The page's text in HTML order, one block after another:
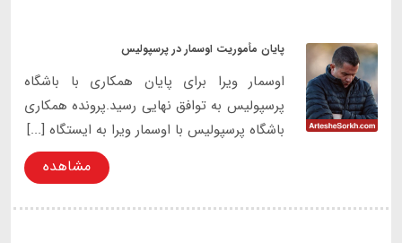
پایان مأموریت اوسمار در پرسپولیس
اوسمار ویرا برای پایان همکاری با باشگاه
پرسپولیس به توافق نهایی رسید.پرونده همکاری
باشگاه پرسپولیس با اوسمار ویرا به ایستگاه [...]
مشاهده